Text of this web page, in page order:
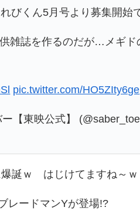
びくん5月号より募集開始
雑誌を作るのだが…メギ
pic.twitter.com/HO5ZIty6ge
【東映公式】
誕ｗ はじけてますね～ｗ
レードマンYが登場!?